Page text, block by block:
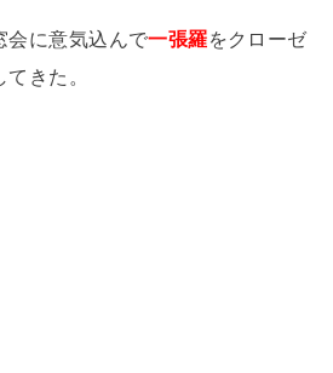
会に意気込んで一張羅をクローゼ
きた。